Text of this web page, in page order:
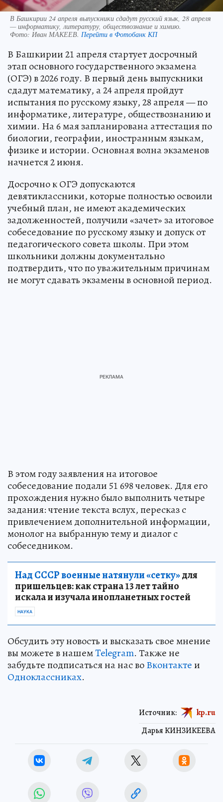
В Башкирии 24 апреля выпускники сдадут русский язык, 28 апреля
— информатику, литературу, обществознание и химию.
Фото: Иван МАКЕЕВ. Перейти в Фотобанк КП
В Башкирии 21 апреля стартует досрочный
этап основного государственного экзамена
(ОГЭ) в 2026 году. В первый день выпускники
сдадут математику, а 24 апреля пройдут
испытания по русскому языку, 28 апреля — по
информатике, литературе, обществознанию и
химии. На 6 мая запланирована аттестация по
биологии, географии, иностранным языкам,
физике и истории. Основная волна экзаменов
начнется 2 июня.
Досрочно к ОГЭ допускаются
девятиклассники, которые полностью освоили
учебный план, не имеют академических
задолженностей, получили «зачет» за итоговое
собеседование по русскому языку и допуск от
педагогического совета школы. При этом
школьники должны документально
подтвердить, что по уважительным причинам
не могут сдавать экзамены в основной период.
В этом году заявления на итоговое
собеседование подали 51 698 человек. Для его
прохождения нужно было выполнить четыре
задания: чтение текста вслух, пересказ с
привлечением дополнительной информации,
монолог на выбранную тему и диалог с
собеседником.
Над СССР военные натянули «сетку»для
пришельцев: как страна 13 лет тайно
искала и изучала инопланетных гостей
НАУКА
Обсудить эту новость и высказать свое мнение
вы можете в нашемTelegram. Также не
забудьте подписаться на нас воВконтактеи
Одноклассниках.
Дарья КИНЗИКЕЕВА
Источник: kp.ru